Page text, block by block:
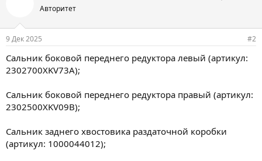
Авторитет
9 Дек 2025 #2
Сальник боковой переднего редуктора левый (артикул:
2302700XKV73A);
Сальник боковой переднего редуктора правый (артикул:
2302500XKV09B);
Сальник заднего хвостовика раздаточной коробки
(артикул: 1000044012);